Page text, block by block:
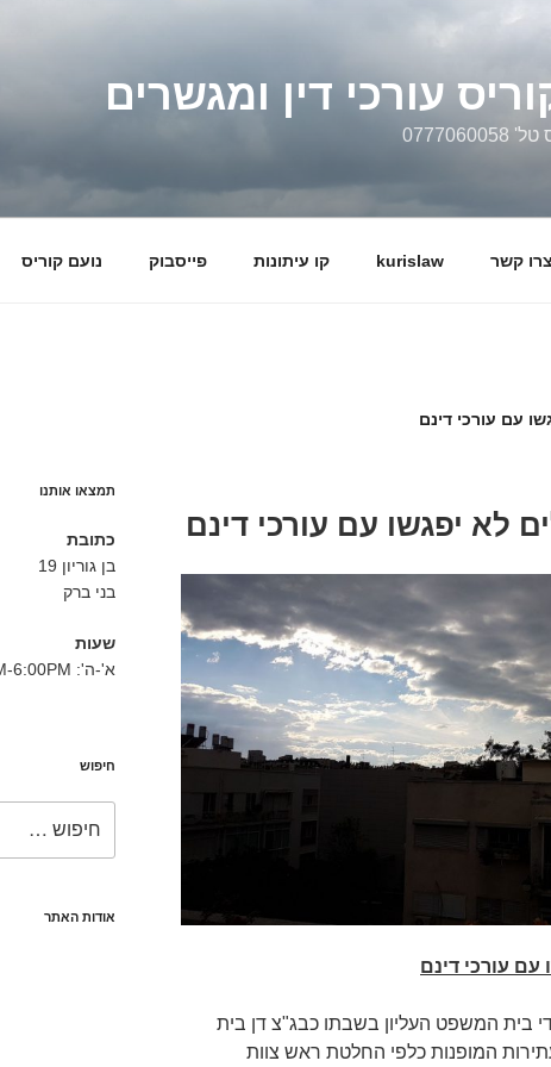
עורכי דין ומגשרים
צרו קשר kurislaw קו עיתונות פייסבוק נועם קוריס
עם עורכי דינם
לא יפגשו עם עורכי דינם
עורכי דינם
בית המשפט העליון בשבתו כבג"צ דן בית
המופנות כלפי החלטת ראש צוות
תמצאו אותנו
כתובת
בן גוריון 19
בני ברק
שעות
א'-ה': 8:30AM-6:00PM
חיפוש
אודות האתר